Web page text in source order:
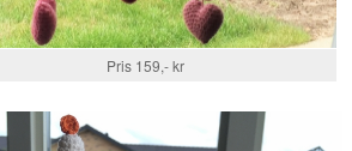
Pris 159,- kr